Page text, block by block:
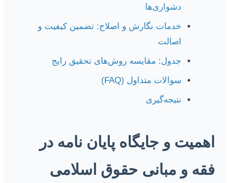
دشواری‌ها
خدمات نگارش و اصلاح: تضمین کیفیت و
اصالت
جدول: مقایسه روش‌های تحقیق رایج
سوالات متداول (FAQ)
نتیجه‌گیری
اهمیت و جایگاه پایان نامه در
فقه و مبانی حقوق اسلامی